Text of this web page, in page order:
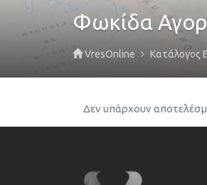
Φωκίδα
VresOnline Κατάλογος
Δεν υπάρχουν